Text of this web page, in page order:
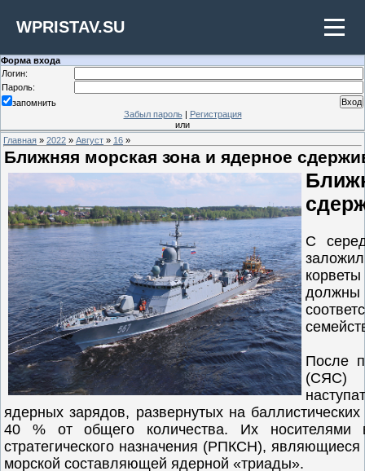
WPRISTAV.SU
Форма входа
Логин:
Пароль:
запомнить
Забыл пароль| Регистрация
или
Главная » 2022 » Август » 16 »
Ближняя морская зона и ядерное
С
После
(СЯС)
ядерных зарядов, развернутых на
40 % от общего количества. Их
стратегического назначения (РПКСН),
морской составляющей ядерной «триады».